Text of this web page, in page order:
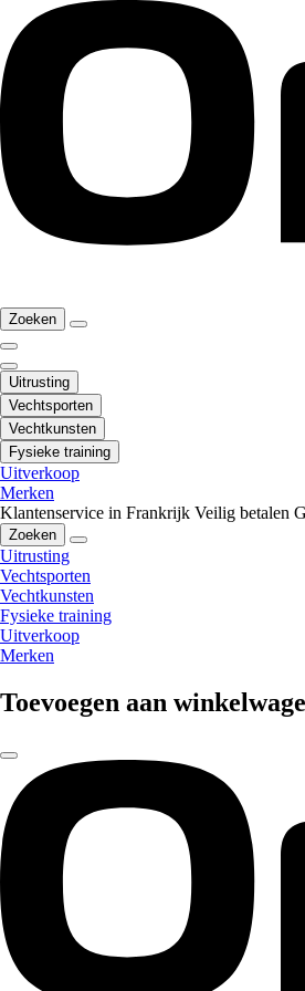
Zoeken
Uitrusting
Vechtsporten
Vechtkunsten
Fysieke training
Uitverkoop
Merken
Klantenservice in Frankrijk Veilig betalen
Zoeken
Uitrusting
Vechtsporten
Vechtkunsten
Fysieke training
Uitverkoop
Merken
Toevoegen aan